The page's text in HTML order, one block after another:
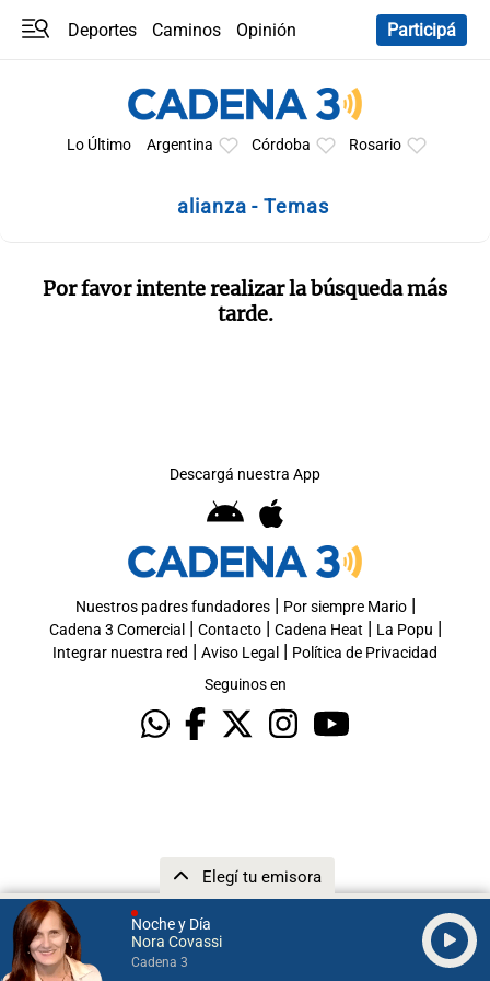
Noche y Día
Nora Covassi
Cadena 3
Elegí tu emisora
Deportes Caminos
Opinión
Participá
Lo Último Argentina Córdoba Rosario
alianza - Temas
Por favor intente realizar la búsqueda más
tarde.
Descargá nuestra App
Nuestros padres fundadores| Por siempre Mario|
Cadena 3 Comercial | Contacto| Cadena Heat | La Popu |
Integrar nuestra red | Aviso Legal | Política de Privacidad
Seguinos en